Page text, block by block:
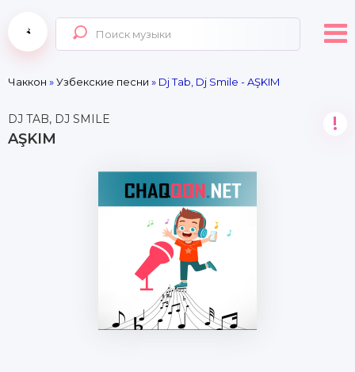
Чаккон »Узбекские песни » Dj Tab, Dj Smile - AŞKIM
DJ TAB, DJ SMILE
AŞKIM
!